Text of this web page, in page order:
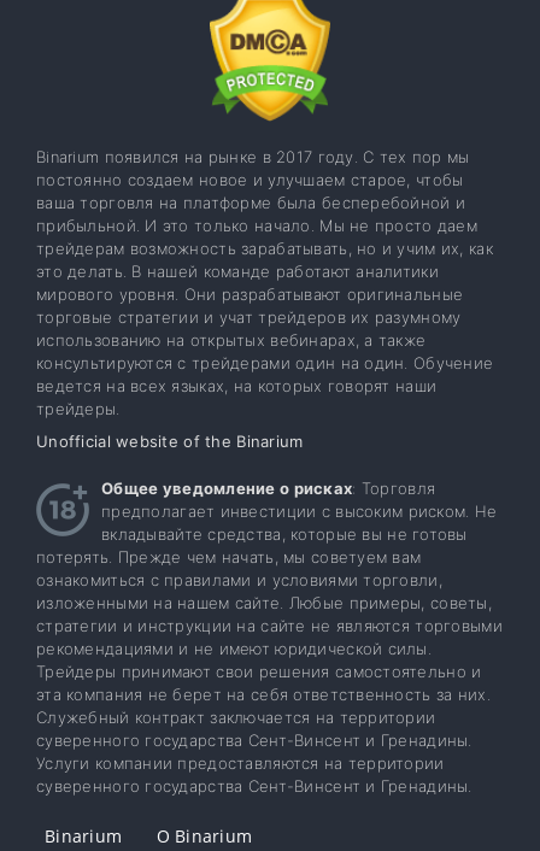
Binarium появился на рынке в 2017 году. С тех пор мы
постоянно создаем новое и улучшаем старое, чтобы
ваша торговля на платформе была бесперебойной и
прибыльной. И это только начало. Мы не просто даем
трейдерам возможность зарабатывать, но и учим их, как
это делать. В нашей команде работают аналитики
мирового уровня. Они разрабатывают оригинальные
торговые стратегии и учат трейдеров их разумному
использованию на открытых вебинарах, а также
консультируются с трейдерами один на один. Обучение
ведется на всех языках, на которых говорят наши
трейдеры.
Unofficial website of the Binarium
Общее уведомление о рисках: Торговля
предполагает инвестиции с высоким риском. Не
вкладывайте средства, которые вы не готовы
потерять. Прежде чем начать, мы советуем вам
ознакомиться с правилами и условиями торговли,
изложенными на нашем сайте. Любые примеры, советы,
стратегии и инструкции на сайте не являются торговыми
рекомендациями и не имеют юридической силы.
Трейдеры принимают свои решения самостоятельно и
эта компания не берет на себя ответственность за них.
Служебный контракт заключается на территории
суверенного государства Сент-Винсент и Гренадины.
Услуги компании предоставляются на территории
суверенного государства Сент-Винсент и Гренадины.
Binarium О Binarium